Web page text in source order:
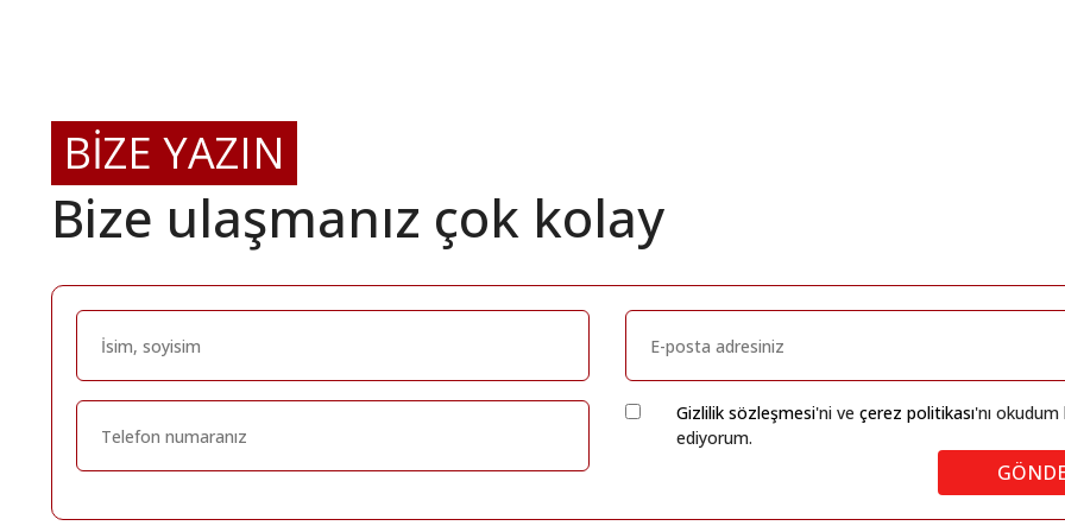
BİZE YAZIN
Bize ulaşmanız çok kolay
Gizlilik sözleşmesi'ni ve çerez politikası'nı okudum
ediyorum.